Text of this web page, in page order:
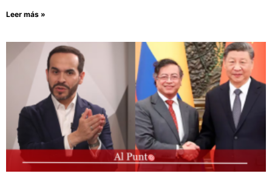
Leer más »